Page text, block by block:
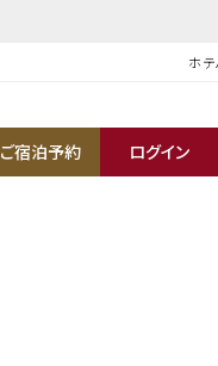
ホ
ご宿泊予約 ログイン